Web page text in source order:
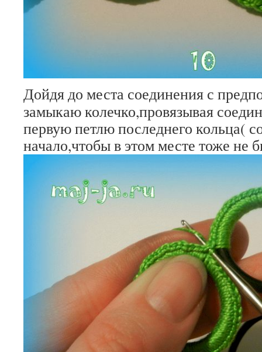
Дойдя до места соединения с
замыкаю колечко,провязывая
первую петлю последнего кольца(
начало,чтобы в этом месте тоже не